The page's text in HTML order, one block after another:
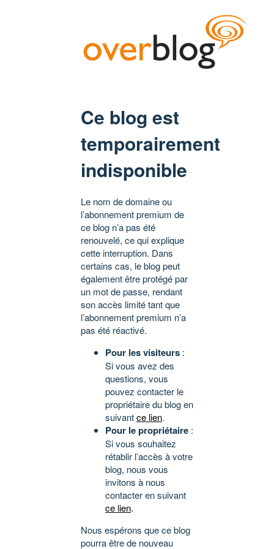
Ce blog est
temporairement
indisponible
Le nom de domaine ou
l’abonnement premium de
ce blog n’a pas été
renouvelé, ce qui explique
cette interruption. Dans
certains cas, le blog peut
également être protégé par
un mot de passe, rendant
son accès limité tant que
l’abonnement premium n’a
pas été réactivé.
Pour les visiteurs :
Si vous avez des
questions, vous
pouvez contacter le
propriétaire du blog en
suivantce lien.
Pour le propriétaire :
Si vous souhaitez
rétablir l’accès à votre
blog, nous vous
invitons à nous
contacter en suivant
ce lien.
Nous espérons que ce blog
pourra être de nouveau